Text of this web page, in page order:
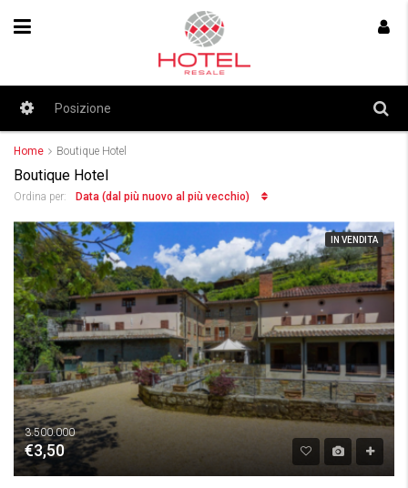
Home Boutique Hotel
Boutique Hotel
Ordina per: Data (dal più nuovo al più vecchio)
IN VENDITA
3.500.000
€3,50